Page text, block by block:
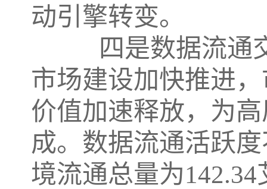
动引擎转变。
四是数据流通交
市场建设加快推进
价值加速释放，为
成。数据流通活跃
境流通总量为